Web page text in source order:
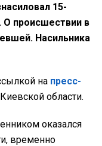
15-
происшествии в
Насильника
на пресс-
области.
оказался
временно